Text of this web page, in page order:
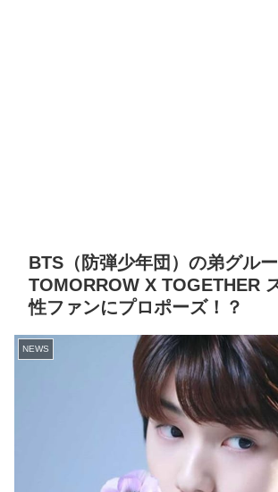
BTS（防弾少年団）の弟グル
TOMORROW X TOGETHER
性ファンにプロポーズ！？
NEWS